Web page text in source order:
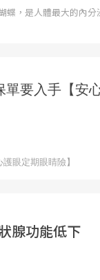
蝶，是人體最大的內分
腺功能低下